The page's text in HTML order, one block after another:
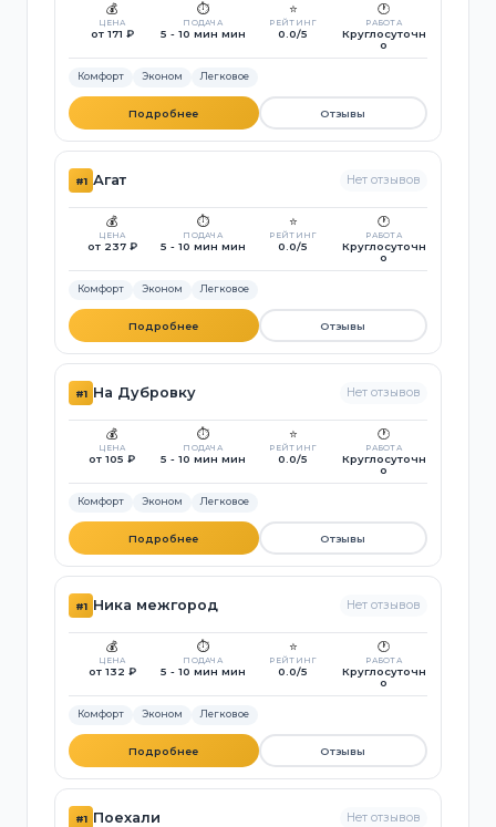
💰
ЦЕНА
от 171 ₽
⏱️
ПОДАЧА
5 - 10 мин мин
⭐
РЕЙТИНГ
0.0/5
🕐
РАБОТА
Круглосуточн
о
Комфорт Эконом Легковое
Подробнее Отзывы
#1 Агат Нет отзывов
💰
ЦЕНА
от 237 ₽
⏱️
ПОДАЧА
5 - 10 мин мин
⭐
РЕЙТИНГ
0.0/5
🕐
РАБОТА
Круглосуточн
о
Комфорт Эконом Легковое
Подробнее Отзывы
#1 На Дубровку Нет отзывов
💰
ЦЕНА
от 105 ₽
⏱️
ПОДАЧА
5 - 10 мин мин
⭐
РЕЙТИНГ
0.0/5
🕐
РАБОТА
Круглосуточн
о
Комфорт Эконом Легковое
Подробнее Отзывы
#1 Ника межгород Нет отзывов
💰
ЦЕНА
от 132 ₽
⏱️
ПОДАЧА
5 - 10 мин мин
⭐
РЕЙТИНГ
0.0/5
🕐
РАБОТА
Круглосуточн
о
Комфорт Эконом Легковое
Подробнее Отзывы
#1 Поехали Нет отзывов